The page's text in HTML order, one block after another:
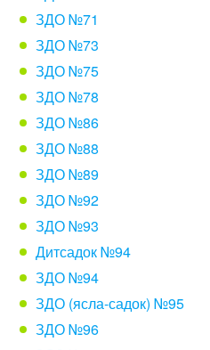
ЗДО №71
ЗДО №73
ЗДО №75
ЗДО №78
ЗДО №86
ЗДО №88
ЗДО №89
ЗДО №92
ЗДО №93
Дитсадок №94
ЗДО №94
ЗДО (ясла-садок) №95
ЗДО №96